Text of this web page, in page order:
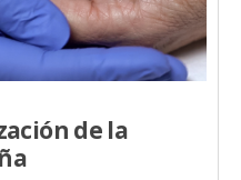
de la